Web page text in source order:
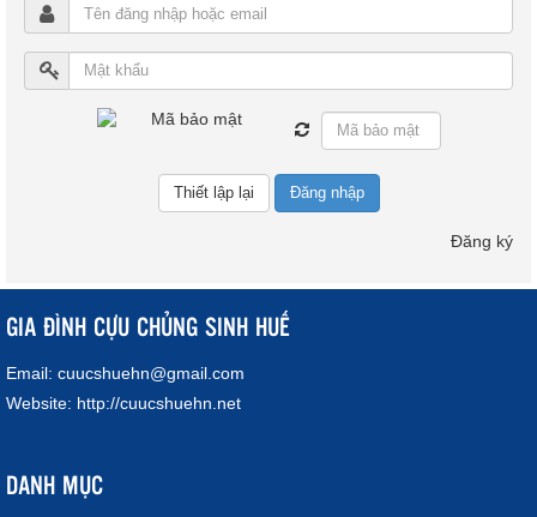
Đăng nhập
Đăng ký
GIA ĐÌNH CỰU CHỦNG SINH HUẾ
Email: cuucshuehn@gmail.com
Website: http://cuucshuehn.net
DANH MỤC